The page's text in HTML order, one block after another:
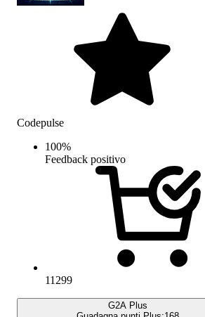
Codepulse
100%
Feedback positivo
11299
G2A Plus